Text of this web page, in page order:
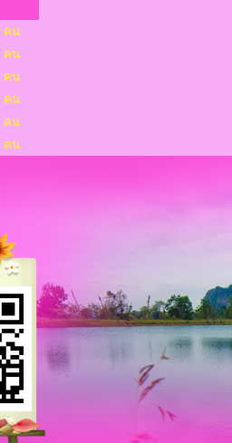
คน
คน
คน
คน
คน
คน